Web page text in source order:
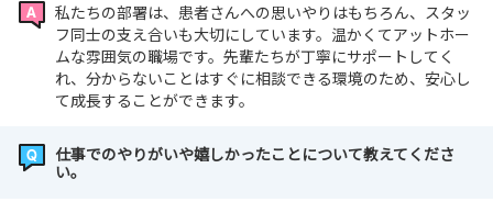
私たちの部署は、患者さんへの思いやりはもちろん、スタッ
フ同士の支え合いも大切にしています。温かくてアットホー
ムな雰囲気の職場です。先輩たちが丁寧にサポートしてく
れ、分からないことはすぐに相談できる環境のため、安心し
て成長することができます。
仕事でのやりがいや嬉しかったことについて教えてくださ
い。